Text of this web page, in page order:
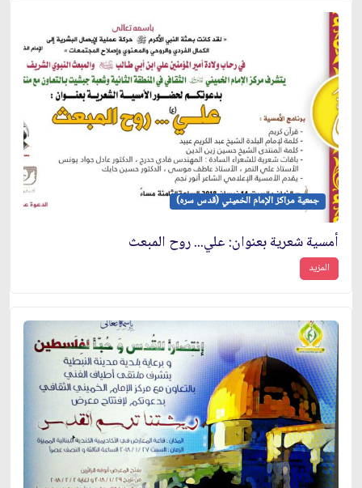
جمعية مراكز الإمام الخميني (قدس سره)
أمسية شعرية بعنوان: علي... روح المبعث
المزيد